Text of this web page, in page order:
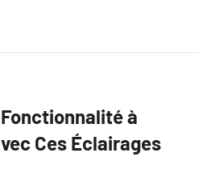
à
Ces Éclairages